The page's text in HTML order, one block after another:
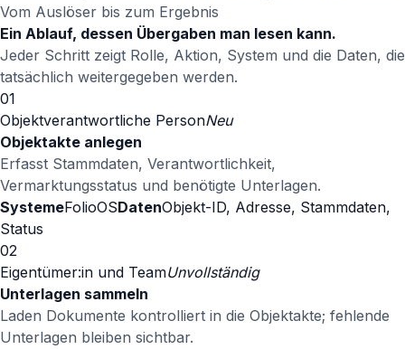
Vom Auslöser bis zum Ergebnis
Ein Ablauf, dessen Übergaben man lesen kann.
Jeder Schritt zeigt Rolle, Aktion, System und die Daten, die
tatsächlich weitergegeben werden.
01
Objektverantwortliche PersonNeu
Objektakte anlegen
Erfasst Stammdaten, Verantwortlichkeit,
Vermarktungsstatus und benötigte Unterlagen.
SystemeFolioOSDatenObjekt-ID, Adresse, Stammdaten,
Status
02
Eigentümer:in und TeamUnvollständig
Unterlagen sammeln
Laden Dokumente kontrolliert in die Objektakte; fehlende
Unterlagen bleiben sichtbar.